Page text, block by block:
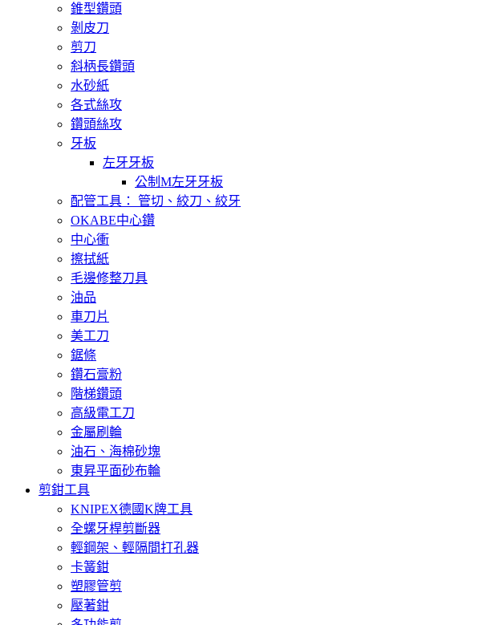
錐型鑽頭
剝皮刀
剪刀
斜柄長鑽頭
水砂紙
各式絲攻
鑽頭絲攻
牙板
左牙牙板
公制M左牙牙板
配管工具： 管切、絞刀、絞牙
OKABE中心鑽
中心衝
擦拭紙
毛邊修整刀具
油品
車刀片
美工刀
鋸條
鑽石膏粉
階梯鑽頭
高級電工刀
金屬刷輪
油石、海棉砂塊
東昇平面砂布輪
剪鉗工具
KNIPEX德國K牌工具
全螺牙桿剪斷器
輕鋼架、輕隔間打孔器
卡簧鉗
塑膠管剪
壓著鉗